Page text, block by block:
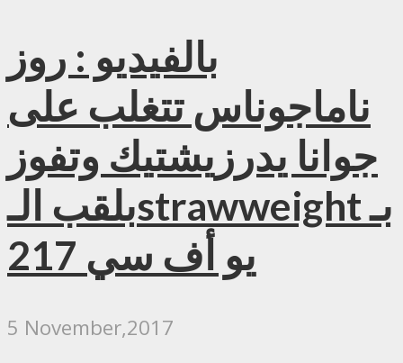
بالفيديو : روز
ناماجوناس تتغلب على
جوانا يدرزيشتيك وتفوز
بلقب الـstrawweight بـ
يو أف سي 217
5 November,2017